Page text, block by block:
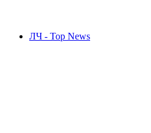
ЛЧ - Top News